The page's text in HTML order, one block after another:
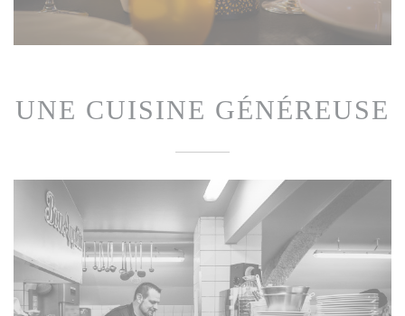
UNE CUISINE GÉNÉREUSE